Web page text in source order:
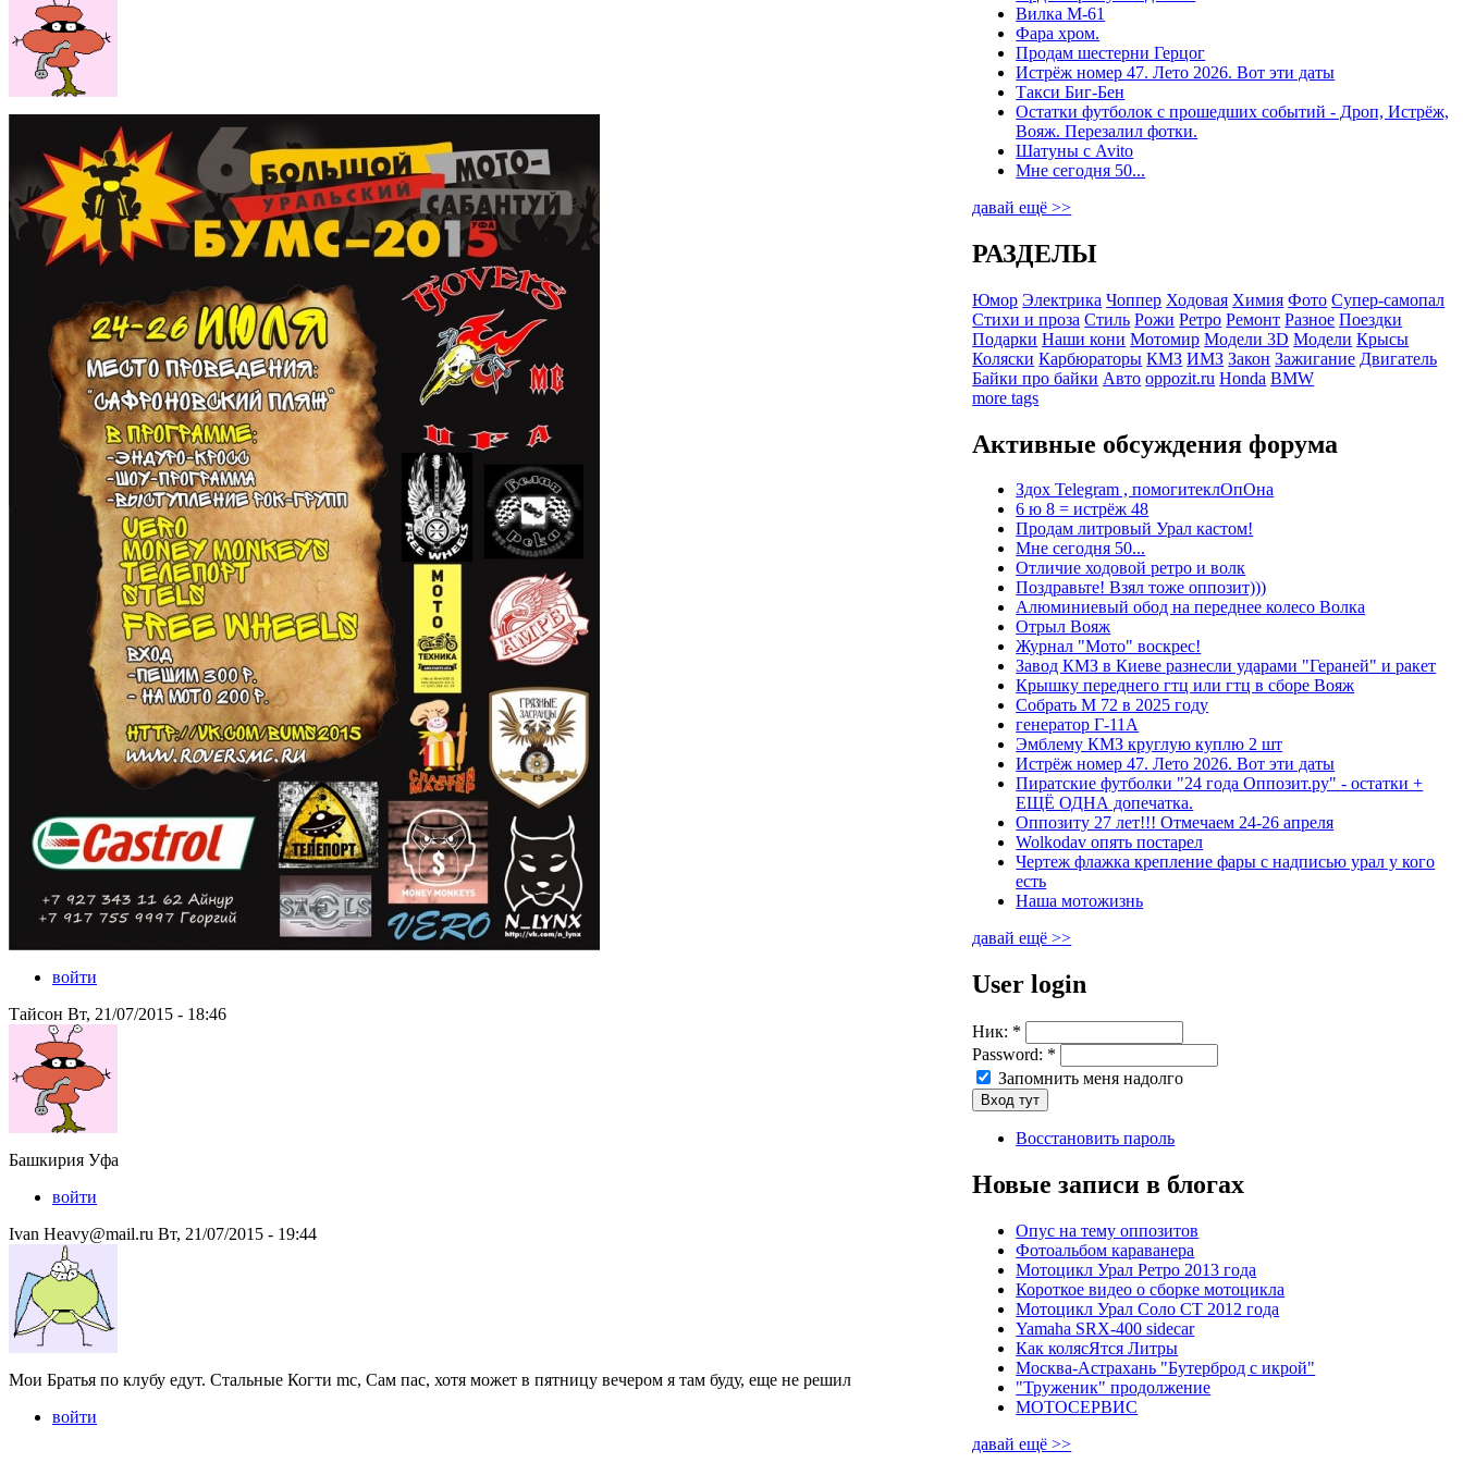
войти
Тайсон Вт, 21/07/2015 - 18:46
Башкирия Уфа
войти
Ivan Heavy@mail.ru Вт, 21/07/2015 - 19:44
Мои Братья по клубу едут. Стальные Когти mc, Сам пас, хотя может в пятницу вечером я там буду, еще не решил
войти
Вилка М-61
Фара хром.
Продам шестерни Герцог
Истрёж номер 47. Лето 2026. Вот эти даты
Такси Биг-Бен
Остатки футболок с прошедших событий - Дроп, Истрёж,
Вояж. Перезалил фотки.
Шатуны с Avito
Мне сегодня 50...
давай ещё >>
РАЗДЕЛЫ
Юмор Электрика Чоппер Ходовая Химия Фото Супер-самопал
Стихи и проза Стиль Рожи Ретро Ремонт Разное Поездки
Подарки Наши кони Мотомир Модели 3D Модели Крысы
Коляски Карбюраторы КМЗ ИМЗ Закон Зажигание Двигатель
Байки про байки Авто oppozit.ru Honda BMW
more tags
Активные обсуждения форума
Здох Telegram , помогитеклОпОна
6 ю 8 = истрёж 48
Продам литровый Урал кастом!
Мне сегодня 50...
Отличие ходовой ретро и волк
Поздравьте! Взял тоже оппозит)))
Алюминиевый обод на переднее колесо Волка
Отрыл Вояж
Журнал "Мото" воскрес!
Завод КМЗ в Киеве разнесли ударами "Гераней" и ракет
Крышку переднего гтц или гтц в сборе Вояж
Собрать М 72 в 2025 году
генератор Г-11А
Эмблему КМЗ круглую куплю 2 шт
Истрёж номер 47. Лето 2026. Вот эти даты
Пиратские футболки "24 года Оппозит.ру" - остатки +
ЕЩЁ ОДНА допечатка.
Оппозиту 27 лет!!! Отмечаем 24-26 апреля
Wolkodav опять постарел
Чертеж флажка крепление фары с надписью урал у кого
есть
Наша мотожизнь
давай ещё >>
User login
Ник: *
Password: *
Запомнить меня надолго
Восстановить пароль
Новые записи в блогах
Опус на тему оппозитов
Фотоальбом караванера
Мотоцикл Урал Ретро 2013 года
Короткое видео о сборке мотоцикла
Мотоцикл Урал Соло СТ 2012 года
Yamaha SRX-400 sidecar
Как колясЯтся Литры
Москва-Астрахань "Бутерброд с икрой"
"Труженик" продолжение
МОТОСЕРВИС
давай ещё >>